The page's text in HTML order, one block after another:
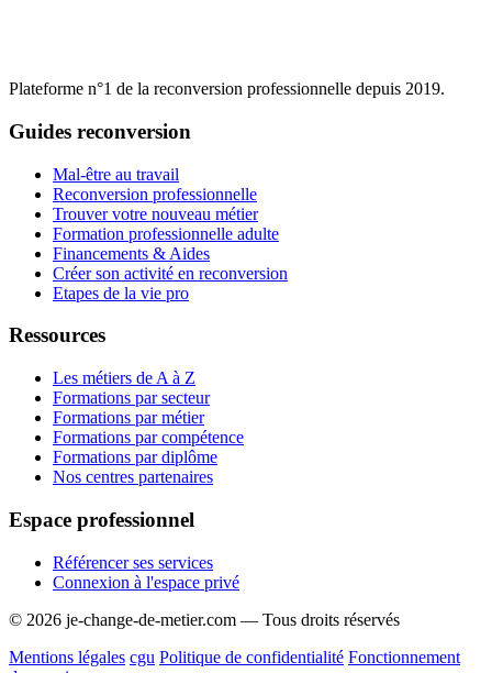
Plateforme n°1 de la reconversion professionnelle depuis 2019.
Guides reconversion
Mal-être au travail
Reconversion professionnelle
Trouver votre nouveau métier
Formation professionnelle adulte
Financements & Aides
Créer son activité en reconversion
Etapes de la vie pro
Ressources
Les métiers de A à Z
Formations par secteur
Formations par métier
Formations par compétence
Formations par diplôme
Nos centres partenaires
Espace professionnel
Référencer ses services
Connexion à l'espace privé
© 2026 je-change-de-metier.com — Tous droits réservés
Mentions légales cgu Politique de confidentialité Fonctionnement